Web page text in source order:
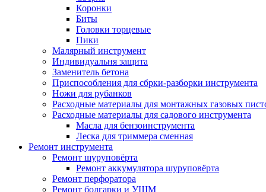
Коронки
Биты
Головки торцевые
Пики
Малярный инструмент
Индивидуальня защита
Заменитель бетона
Приспособления для сбрки-разборки инструмента
Ножи для рубанков
Расходные материалы для монтажных газовых
Расходные материалы для садового инструмента
Масла для бензоинструмента
Леска для триммера сменная
Ремонт инструмента
Ремонт шуруповёрта
Ремонт аккумулятора шуруповёрта
Ремонт перфоратора
Ремонт болгарки и УШМ